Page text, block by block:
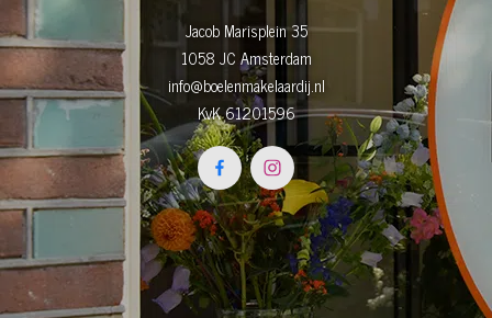
Jacob Marisplein 35
1058 JC Amsterdam
info@boelenmakelaardij.nl
KvK 61201596